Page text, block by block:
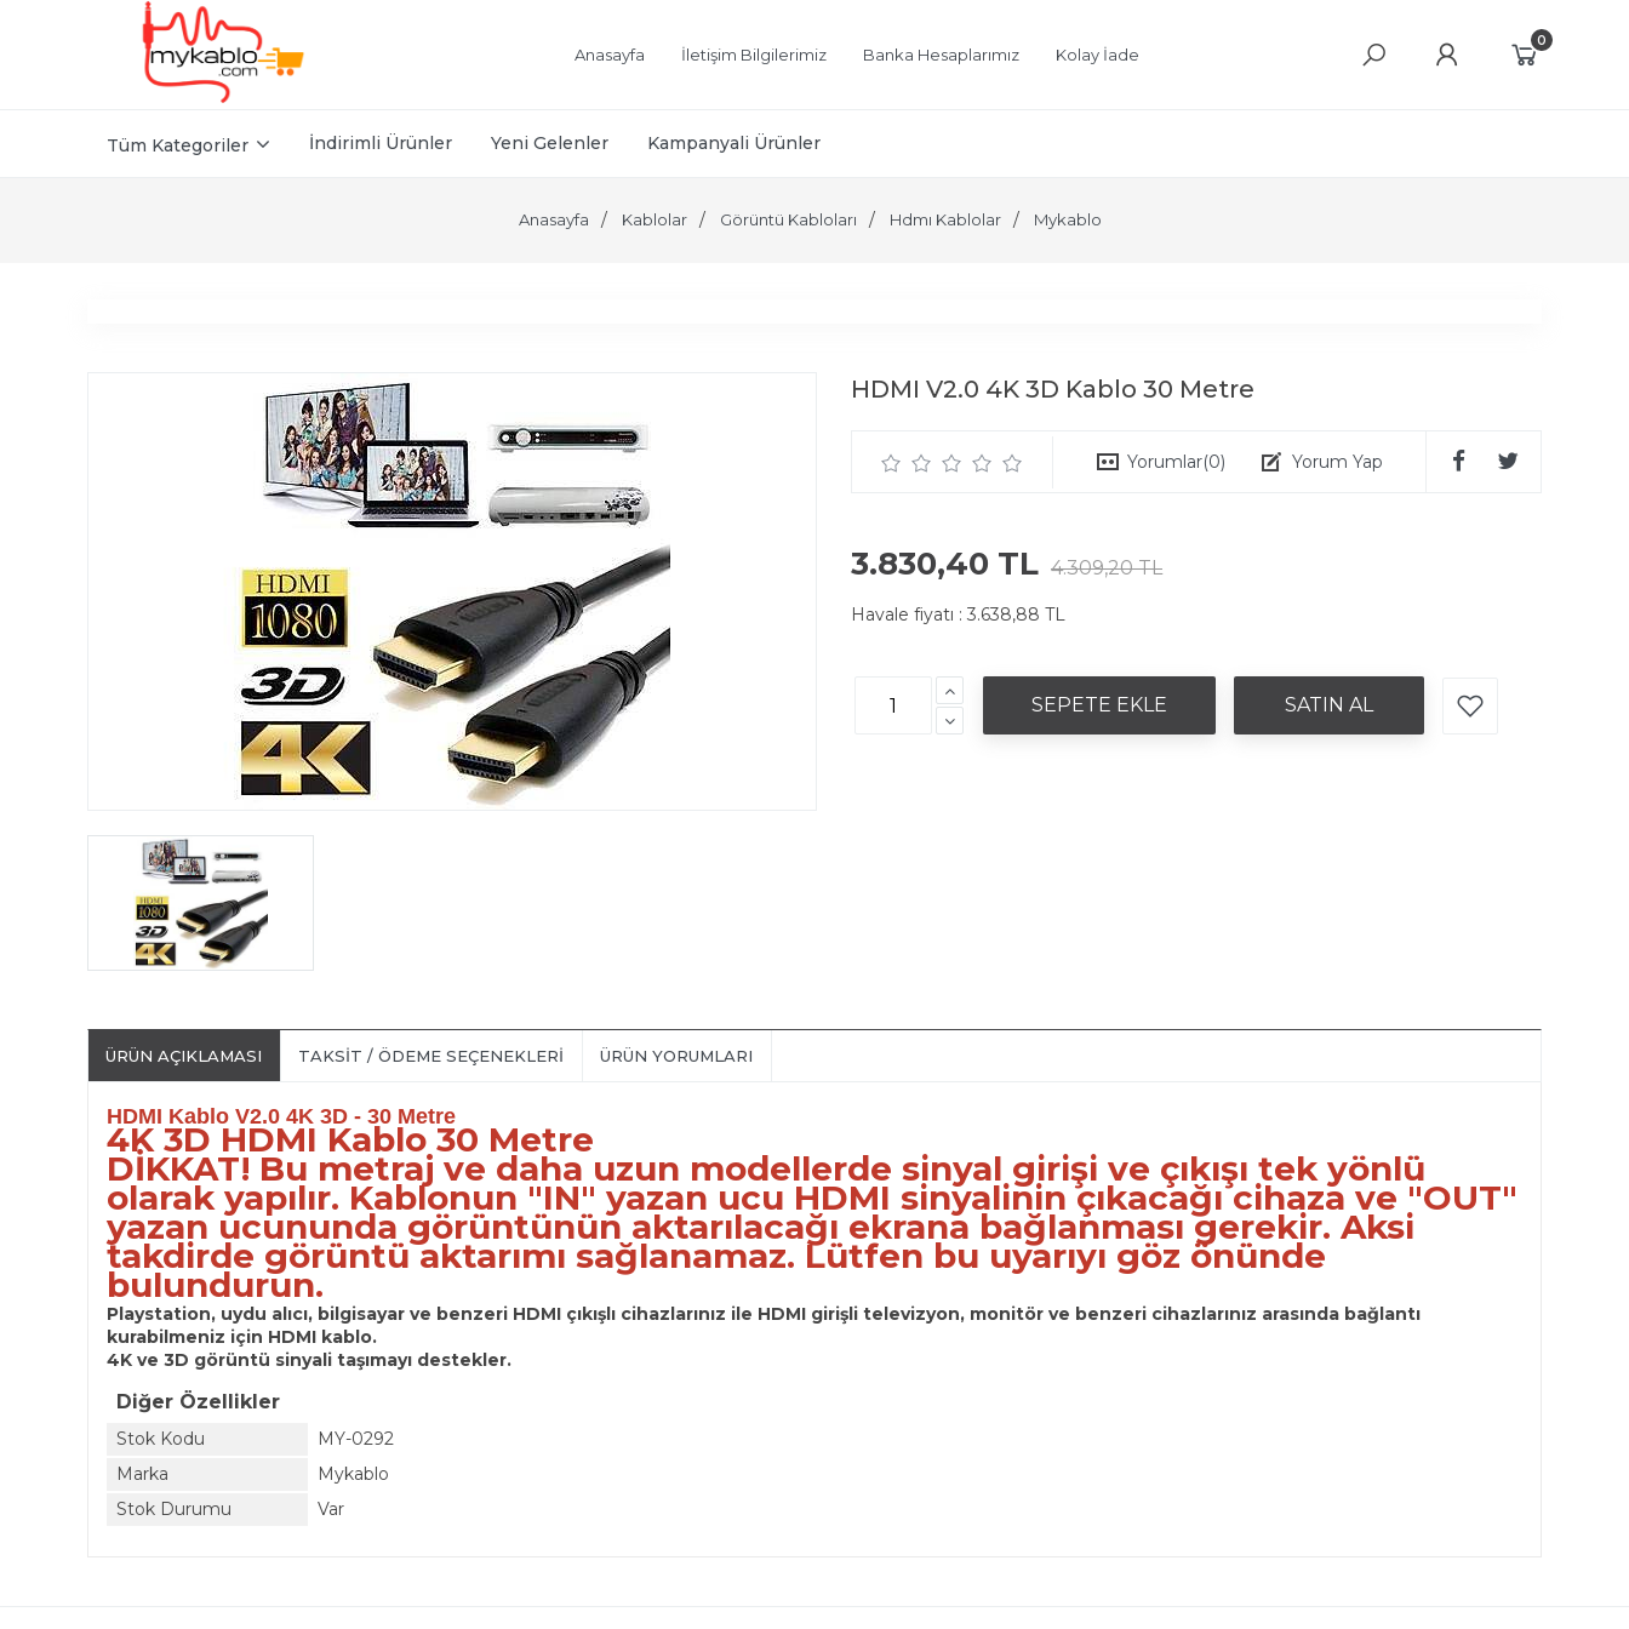
Anasayfa İletişim Bilgilerimiz Banka Hesaplarımız Kolay İade
0
Tüm Kategoriler İndirimli Ürünler Yeni Gelenler Kampanyali Ürünler
Anasayfa Kablolar Görüntü Kabloları Hdmı Kablolar Mykablo
HDMI V2.0 4K 3D Kablo 30 Metre
Yorumlar(0) Yorum Yap
3.830,40 TL 4.309,20 TL
Havale fiyatı : 3.638,88 TL
ÜRÜN AÇIKLAMASI TAKSIT / ÖDEME SEÇENEKLERI ÜRÜN YORUMLARI
HDMI Kablo V2.0 4K 3D - 30 Metre
4K 3D HDMI Kablo 30 Metre
DİKKAT! Bu metraj ve daha uzun modellerde sinyal girişi ve çıkışı tek yönlü
olarak yapılır. Kablonun "IN" yazan ucu HDMI sinyalinin çıkacağı cihaza ve "OUT"
yazan ucununda görüntünün aktarılacağı ekrana bağlanması gerekir. Aksi
takdirde görüntü aktarımı sağlanamaz. Lütfen bu uyarıyı göz önünde
bulundurun.
Playstation, uydu alıcı, bilgisayar ve benzeri HDMI çıkışlı cihazlarınız ile HDMI girişli televizyon, monitör ve benzeri cihazlarınız arasında bağlantı
kurabilmeniz için HDMI kablo.
4K ve 3D görüntü sinyali taşımayı destekler.
Diğer Özellikler
Stok Kodu
MY-0292
Marka
Mykablo
Stok Durumu
Var